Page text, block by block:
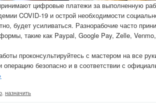
цифровые платежи за выполненную
COVID-19 и острой необходимости
будет усиливаться. Разнорабочие часто
такие как Paypal, Google Pay, Zelle,
проконсультируйтесь с мастером на все
операцию безопасно и в соответствии с
назначить